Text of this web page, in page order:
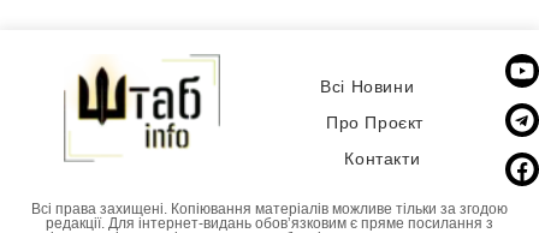
Всі Новини
Про Проєкт
Контакти
Всі права захищені. Копіювання матеріалів можливе тільки за згодою
редакції. Для інтернет-видань обовʼязковим є пряме посилання з